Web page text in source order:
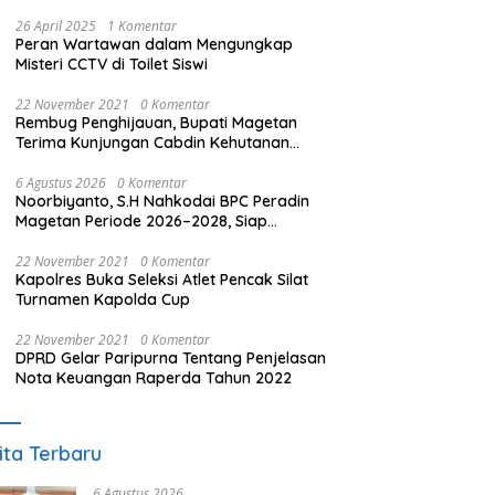
26 April 2025 1 Komentar
Peran Wartawan dalam Mengungkap
Misteri CCTV di Toilet Siswi
22 November 2021 0 Komentar
Rembug Penghijauan, Bupati Magetan
Terima Kunjungan Cabdin Kehutanan
6 Agustus 2026 0 Komentar
Noorbiyanto, S.H Nahkodai BPC Peradin
Magetan Periode 2026–2028, Siap
22 November 2021 0 Komentar
Kapolres Buka Seleksi Atlet Pencak Silat
Turnamen Kapolda Cup
22 November 2021 0 Komentar
DPRD Gelar Paripurna Tentang Penjelasan
Nota Keuangan Raperda Tahun 2022
Terbaru